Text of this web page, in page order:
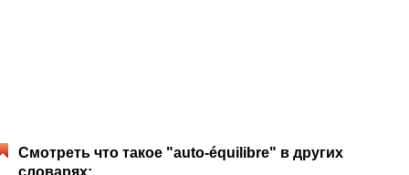
Смотреть что такое "auto-équilibre" в других
словарях: